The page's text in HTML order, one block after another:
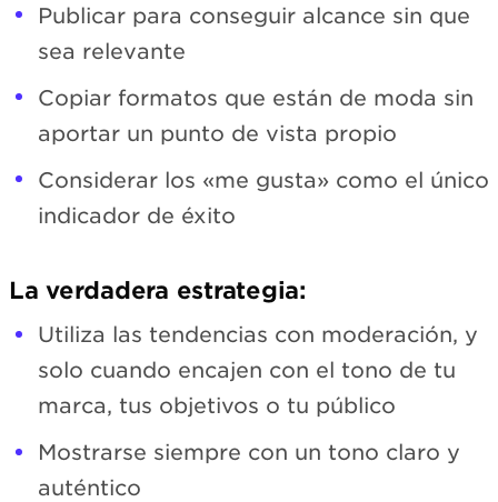
Publicar para conseguir alcance sin que
sea relevante
Copiar formatos que están de moda sin
aportar un punto de vista propio
Considerar los «me gusta» como el único
indicador de éxito
La verdadera estrategia:
Utiliza las tendencias con moderación, y
solo cuando encajen con el tono de tu
marca, tus objetivos o tu público
Mostrarse siempre con un tono claro y
auténtico